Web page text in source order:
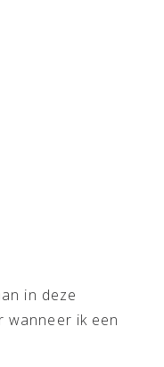
in deze
wanneer ik een